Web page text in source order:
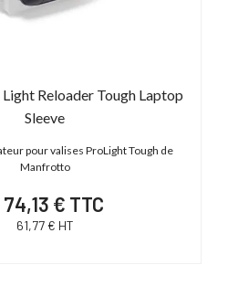
Reloader Tough Laptop
Sleeve
pour valises ProLight Tough de
Manfrotto
74,13 € TTC
61,77 € HT